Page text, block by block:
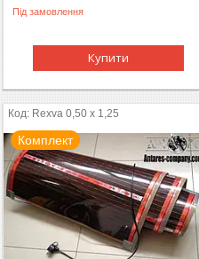
Під замовлення
Купити
Rexva 0,50 x 1,25
Комплект